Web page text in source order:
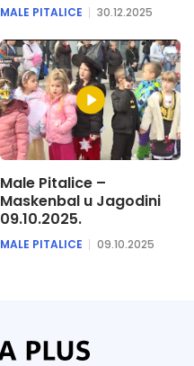
MALE PITALICE 30.12.2025
Male Pitalice –
Maskenbal u Jagodini
09.10.2025.
MALE PITALICE 09.10.2025